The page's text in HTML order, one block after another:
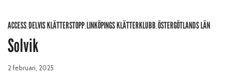
ACCESS,DELVIS KLÄTTERSTOPP,LINKÖPINGS KLÄTTERKLUBB,ÖSTERGÖTLANDS LÄN
Solvik
2 februari, 2025